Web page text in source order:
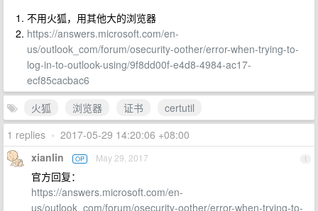
不用火狐，用其他大的浏览器
https://answers.microsoft.com/en-
us/outlook_com/forum/osecurity-oother/error-when-trying-to-
log-in-to-outlook-using/9f8dd00f-e4d8-4984-ac17-
ecf85cacbac6
火狐
浏览器 证书
certutil
1 replies • 2017-05-29 14:20:06 +08:00
1
xianlin OP May 29, 2017
官方回复：
https://answers.microsoft.com/en-
us/outlook_com/forum/osecurity-oother/error-when-trying-to-